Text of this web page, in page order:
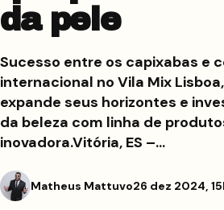
da pele
Sucesso entre os capixabas e
internacional no Vila Mix
expande seus horizontes e
da beleza com linha de
inovadora.Vitória, ES –…
Matheus Mattuvo26 dez 2024,